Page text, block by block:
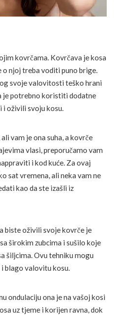
kovrčama. Kovrčava je kosa
o njoj treba voditi puno brige.
svoje valovitosti teško hrani
je potrebno koristiti dodatne
i oživili svoju kosu.
vam je ona suha, a kovrče
vlasi, preporučamo vam
i kod kuće. Za ovaj
sat vremena, ali neka vam ne
kao da ste izašli iz
biste oživili svoje kovrče je
širokim zubcima i sušilo koje
šiljcima. Ovu tehniku mogu
blago valovitu kosu.
ondulaciju ona je na vašoj kosi
uz tjeme i korijen ravna, dok